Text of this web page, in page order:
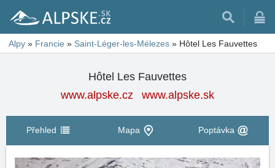
Alpy » Francie » Saint-Léger-les-Mélezes » Hôtel Les Fauvettes
Hôtel Les Fauvettes
www.alpske.cz
www.alpske.sk
Přehled Mapa Poptávka